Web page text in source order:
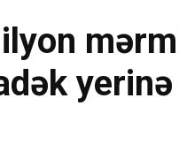
yerinə